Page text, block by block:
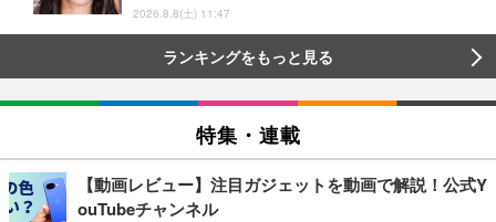
2026.8.8(土) 11:47
ランキングをもっと見る
特集・連載
【動画レビュー】注目ガジェットを動画で解説！公式Y
ouTubeチャンネル